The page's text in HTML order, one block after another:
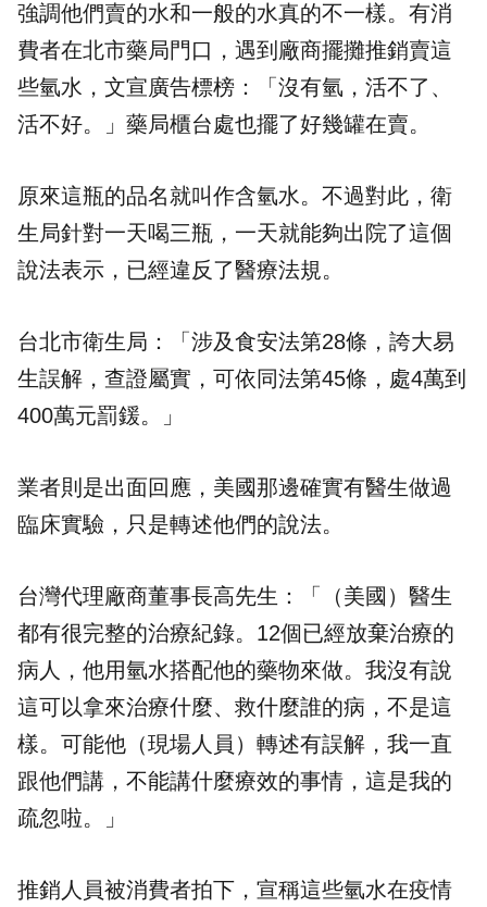
強調他們賣的水和一般的水真的不一樣。有消
費者在北市藥局門口，遇到廠商擺攤推銷賣這
些氫水，文宣廣告標榜：「沒有氫，活不了、
活不好。」藥局櫃台處也擺了好幾罐在賣。
原來這瓶的品名就叫作含氫水。不過對此，衛
生局針對一天喝三瓶，一天就能夠出院了這個
說法表示，已經違反了醫療法規。
台北市衛生局：「涉及食安法第28條，誇大易
生誤解，查證屬實，可依同法第45條，處4萬到
400萬元罰鍰。」
業者則是出面回應，美國那邊確實有醫生做過
臨床實驗，只是轉述他們的說法。
台灣代理廠商董事長高先生：「（美國）醫生
都有很完整的治療紀錄。12個已經放棄治療的
病人，他用氫水搭配他的藥物來做。我沒有說
這可以拿來治療什麼、救什麼誰的病，不是這
樣。可能他（現場人員）轉述有誤解，我一直
跟他們講，不能講什麼療效的事情，這是我的
疏忽啦。」
推銷人員被消費者拍下，宣稱這些氫水在疫情